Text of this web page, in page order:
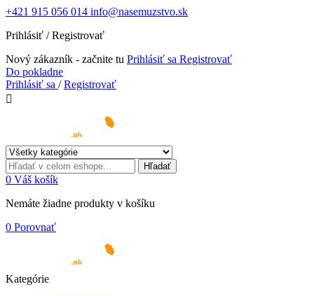
+421 915 056 014 info@nasemuzstvo.sk
Prihlásiť / Registrovať
Nový zákazník - začnite tu Prihlásiť sa Registrovať
Do pokladne
Prihlásiť sa /Registrovať

Hľadať
0 Váš košík
Nemáte žiadne produkty v košíku
0 Porovnať
Kategórie